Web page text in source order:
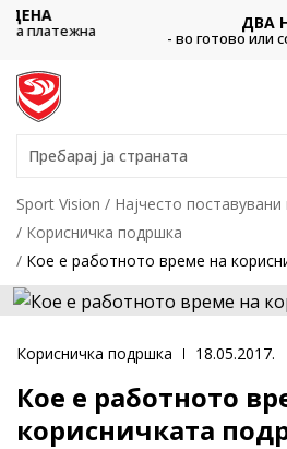
ДВА НАЧИНА
- во готово или со
Пребарај ја страната
Sport Vision
Најчестo
Корисничка подршка
Кое е работното време на
Корисничка подршка 18.05.2017.
Кое е работното
корисничката